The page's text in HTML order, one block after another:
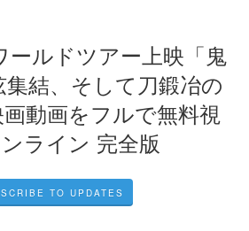
ールドツアー上映「鬼
結、そして刀鍛冶の
動画をフルで無料視
ライン 完全版
TO UPDATES